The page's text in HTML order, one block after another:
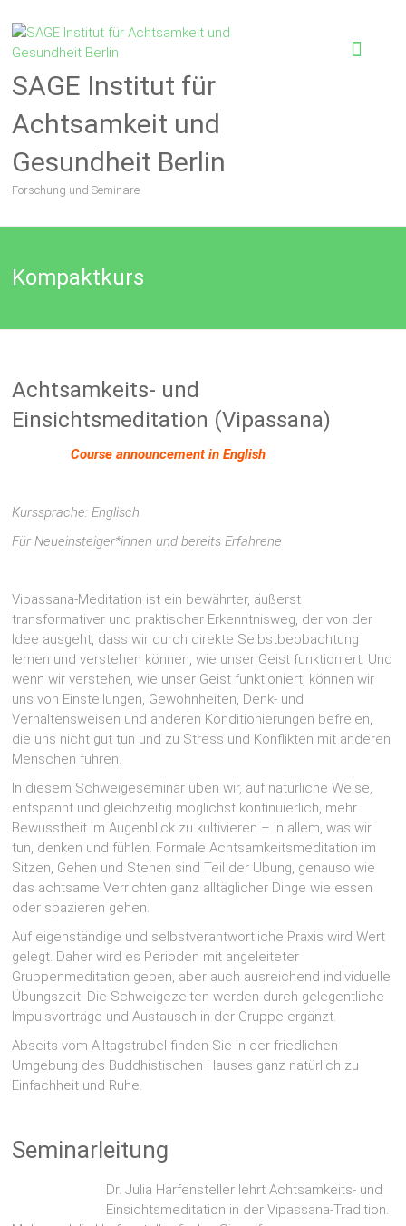
SAGE Institut für
Achtsamkeit und
Gesundheit Berlin
Forschung und Seminare
Kompaktkurs
Achtsamkeits- und
Einsichtsmeditation (Vipassana)
Course announcement in English
Kurssprache: Englisch
Für Neueinsteiger*innen und bereits Erfahrene
Vipassana-Meditation ist ein bewährter, äußerst
transformativer und praktischer Erkenntnisweg, der von der
Idee ausgeht, dass wir durch direkte Selbstbeobachtung
lernen und verstehen können, wie unser Geist funktioniert. Und
wenn wir verstehen, wie unser Geist funktioniert, können wir
uns von Einstellungen, Gewohnheiten, Denk- und
Verhaltensweisen und anderen Konditionierungen befreien,
die uns nicht gut tun und zu Stress und Konflikten mit anderen
Menschen führen.
In diesem Schweigeseminar üben wir, auf natürliche Weise,
entspannt und gleichzeitig möglichst kontinuierlich, mehr
Bewusstheit im Augenblick zu kultivieren – in allem, was wir
tun, denken und fühlen. Formale Achtsamkeitsmeditation im
Sitzen, Gehen und Stehen sind Teil der Übung, genauso wie
das achtsame Verrichten ganz alltäglicher Dinge wie essen
oder spazieren gehen.
Auf eigenständige und selbstverantwortliche Praxis wird Wert
gelegt. Daher wird es Perioden mit angeleiteter
Gruppenmeditation geben, aber auch ausreichend individuelle
Übungszeit. Die Schweigezeiten werden durch gelegentliche
Impulsvorträge und Austausch in der Gruppe ergänzt.
Abseits vom Alltagstrubel finden Sie in der friedlichen
Umgebung des Buddhistischen Hauses ganz natürlich zu
Einfachheit und Ruhe.
Seminarleitung
Dr. Julia Harfensteller lehrt Achtsamkeits- und
Einsichtsmeditation in der Vipassana-Tradition.